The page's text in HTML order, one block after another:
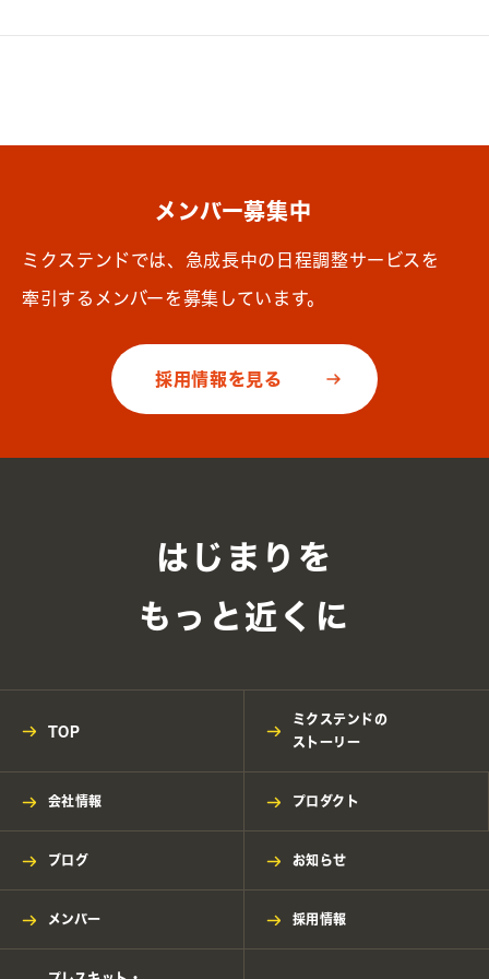
メンバー募集中
ミクステンドでは、急成長中の日程調整サービスを
牽引するメンバーを募集しています。
採用情報を見る
はじまりを
もっと近くに
TOP
ミクステンドの
ストーリー
会社情報 プロダクト
ブログ お知らせ
メンバー 採用情報